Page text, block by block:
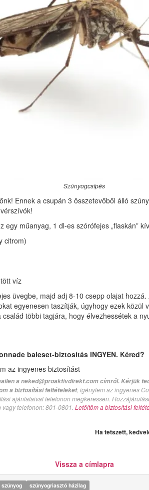
Szúnyogcsípés
Ennek a csupán 3 összetevőből álló
egy műanyag, 1 dl-es szórófejes „flaskán”
citrom)
víz
üvegbe, majd adj 8-10 csepp olajat
egyenesen taszítják, úgyhogy ezek közül
többi tagjára, hogy élvezhessétek a
baleset-biztosítás INGYEN. Kéred?
az ingyenes biztosítást
a neked@proaktivdirekt.com címről. Kérjük
a biztosítási feltételeket, igénylem az ingyenes
ajánlataival telefonon megkeressen.
telefonon: 801-0801. Letöltöm a biztosítási
Ha tetszett,
Vissza a címlapra
szúnyog szúnyogriasztó házilag